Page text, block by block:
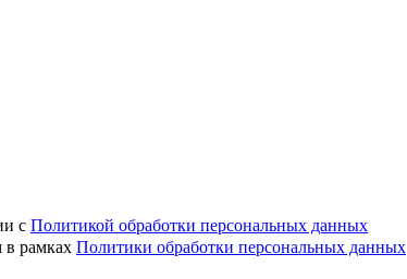
с Политикой обработки персональных данных
в рамках Политики обработки персональных данных